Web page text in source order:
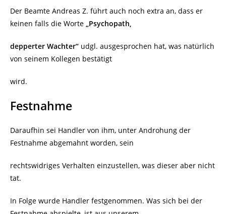
Der Beamte Andreas Z. führt auch noch extra an, dass er
keinen falls die Worte „Psychopath,
depperter Wachter“ udgl. ausgesprochen hat, was natürlich
von seinem Kollegen bestätigt
wird.
Festnahme
Daraufhin sei Handler von ihm, unter Androhung der
Festnahme abgemahnt worden, sein
rechtswidriges Verhalten einzustellen, was dieser aber nicht
tat.
In Folge wurde Handler festgenommen. Was sich bei der